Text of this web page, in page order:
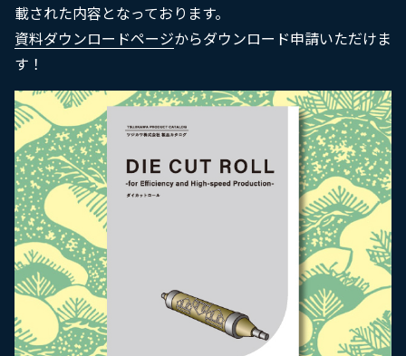
カタログ
載された内容となっております。
資料ダウンロードページからダウンロード申請いただけま
す！